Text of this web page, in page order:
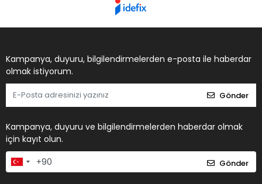
Kampanya, duyuru, bilgilendirmelerden e-posta ile haberdar
olmak istiyorum.
Gönder
Kampanya, duyuru ve bilgilendirmelerden haberdar olmak
için kayıt olun.
Gönder